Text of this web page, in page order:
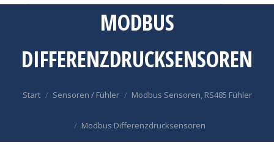
MODBUS
DIFFERENZDRUCKSENSOREN
Start Sensoren / Fühler Modbus Sensoren, RS485 Fühler
Modbus Differenzdrucksensoren